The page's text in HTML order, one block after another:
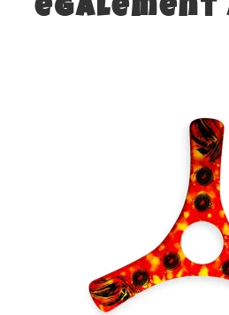
également